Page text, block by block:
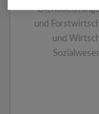
und
und